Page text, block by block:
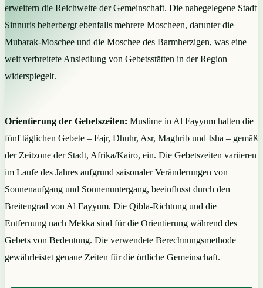
erweitern die Reichweite der Gemeinschaft. Die nahegelegene Stadt
Sinnuris beherbergt ebenfalls mehrere Moscheen, darunter die
Mubarak-Moschee und die Moschee des Barmherzigen, was eine
weit verbreitete Ansiedlung von Gebetsstätten in der Region
widerspiegelt.
Orientierung der Gebetszeiten: Muslime in Al Fayyum halten die
fünf täglichen Gebete – Fajr, Dhuhr, Asr, Maghrib und Isha – gemäß
der Zeitzone der Stadt, Afrika/Kairo, ein. Die Gebetszeiten variieren
im Laufe des Jahres aufgrund saisonaler Veränderungen von
Sonnenaufgang und Sonnenuntergang, beeinflusst durch den
Breitengrad von Al Fayyum. Die Qibla-Richtung und die
Entfernung nach Mekka sind für die Orientierung während des
Gebets von Bedeutung. Die verwendete Berechnungsmethode
gewährleistet genaue Zeiten für die örtliche Gemeinschaft.